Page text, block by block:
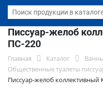
Писсуар-желоб
ПС-220
Главная Каталог
Общественные туалеты
Писсуар-желоб коллективный